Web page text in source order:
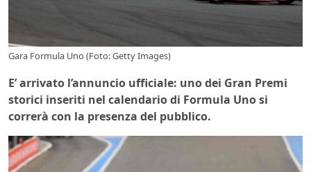
Gara Formula Uno (Foto: Getty Images)
E’ arrivato l’annuncio ufficiale: uno dei Gran Premi
storici inseriti nel calendario di Formula Uno si
correrà con la presenza del pubblico.